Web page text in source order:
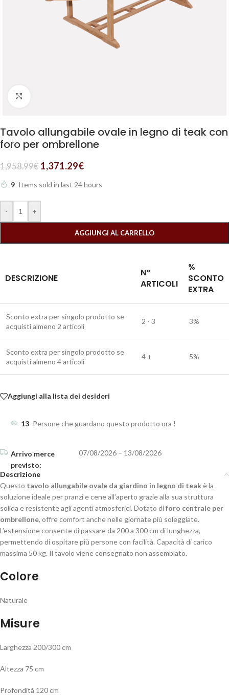
Tavolo allungabile ovale in legno di teak con
foro per ombrellone
1,958.99€ 1,371.29€
9 Items sold in last 24 hours
- +
AGGIUNGI AL CARRELLO
DESCRIZIONE
N°
ARTICOLI
%
SCONTO
EXTRA
Sconto extra per singolo prodotto se
acquisti almeno 2 articoli
2 - 3 3%
Sconto extra per singolo prodotto se
acquisti almeno 4 articoli
4 + 5%
Aggiungi alla lista dei desideri
13 Persone che guardano questo prodotto ora !
07/08/2026 – 13/08/2026
Descrizione
Questo tavolo allungabile ovale da giardino in legno di teakè la
soluzione ideale per pranzi e cene all’aperto grazie alla sua struttura
solida e resistente agli agenti atmosferici. Dotato diforo centrale per
ombrellone, offre comfort anche nelle giornate più soleggiate.
L’estensione consente di passare da 200 a 300 cm di lunghezza,
permettendo di ospitare più persone con facilità. Capacità di carico
massima 50 kg. Il tavolo viene consegnato non assemblato.
Colore
Naturale
Misure
Larghezza 200/300 cm
Altezza 75 cm
Profondità 120 cm